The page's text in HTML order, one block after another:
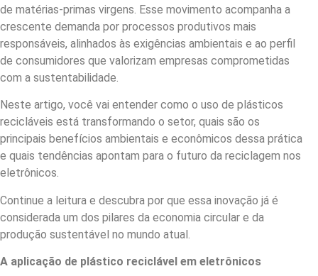
de matérias-primas virgens. Esse movimento acompanha a
crescente demanda por processos produtivos mais
responsáveis, alinhados às exigências ambientais e ao perfil
de consumidores que valorizam empresas comprometidas
com a sustentabilidade.
Neste artigo, você vai entender como o uso de plásticos
recicláveis está transformando o setor, quais são os
principais benefícios ambientais e econômicos dessa prática
e quais tendências apontam para o futuro da reciclagem nos
eletrônicos.
Continue a leitura e descubra por que essa inovação já é
considerada um dos pilares da economia circular e da
produção sustentável no mundo atual.
A aplicação de plástico reciclável em eletrônicos